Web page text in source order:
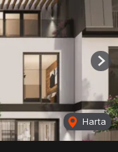
Harta